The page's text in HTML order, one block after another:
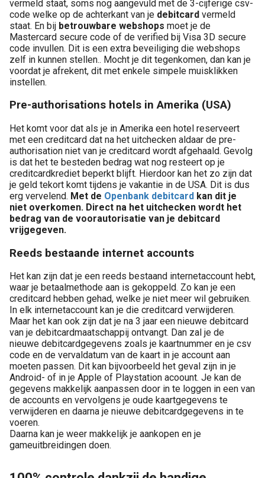
vermeld staat, soms nog aangevuld met de 3-cijferige csv-
code welke op de achterkant van je debitcard vermeld
staat. En bij betrouwbare webshops moet je de
Mastercard secure code of de verified bij Visa 3D secure
code invullen. Dit is een extra beveiliging die webshops
zelf in kunnen stellen.. Mocht je dit tegenkomen, dan kan je
voordat je afrekent, dit met enkele simpele muisklikken
instellen.
Pre-authorisations hotels in Amerika (USA)
Het komt voor dat als je in Amerika een hotel reserveert
met een creditcard dat na het uitchecken aldaar de pre-
authorisation niet van je creditcard wordt afgehaald. Gevolg
is dat het te besteden bedrag wat nog resteert op je
creditcardkrediet beperkt blijft. Hierdoor kan het zo zijn dat
je geld tekort komt tijdens je vakantie in de USA. Dit is dus
erg vervelend. Met de Openbank debitcard kan dit je
niet overkomen. Direct na het uitchecken wordt het
bedrag van de voorautorisatie van je debitcard
vrijgegeven.
Reeds bestaande internet accounts
Het kan zijn dat je een reeds bestaand internetaccount hebt,
waar je betaalmethode aan is gekoppeld. Zo kan je een
creditcard hebben gehad, welke je niet meer wil gebruiken.
In elk internetaccount kan je die creditcard verwijderen.
Maar het kan ook zijn dat je na 3 jaar een nieuwe debitcard
van je debitcardmaatschappij ontvangt. Dan zal je de
nieuwe debitcardgegevens zoals je kaartnummer en je csv
code en de vervaldatum van de kaart in je account aan
moeten passen. Dit kan bijvoorbeeld het geval zijn in je
Android- of in je Apple of Playstation acoount. Je kan de
gegevens makkelijk aanpassen door in te loggen in een van
de accounts en vervolgens je oude kaartgegevens te
verwijderen en daarna je nieuwe debitcardgegevens in te
voeren.
Daarna kan je weer makkelijk je aankopen en je
gameuitbreidingen doen.